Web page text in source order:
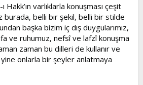
Hakk’ın varlıklarla konuşması çeşit
burada, belli bir şekil, belli bir stilde
başka bizim iç dış duygularımız,
ve ruhumuz, nefsî ve lafzî konuşma
zaman bu dilleri de kullanır ve
onlarla bir şeyler anlatmaya